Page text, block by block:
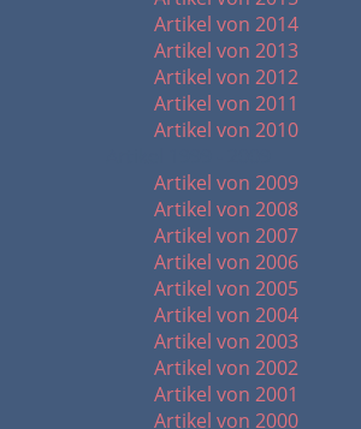
Artikel von 2014
Artikel von 2013
Artikel von 2012
Artikel von 2011
Artikel von 2010
Artikel von 2009
Artikel von 2008
Artikel von 2007
Artikel von 2006
Artikel von 2005
Artikel von 2004
Artikel von 2003
Artikel von 2002
Artikel von 2001
Artikel von 2000